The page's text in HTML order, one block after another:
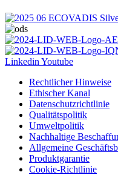
Linkedin Youtube
Rechtlicher Hinweise
Ethischer Kanal
Datenschutzrichtlinie
Qualitätspolitik
Umweltpolitik
Nachhaltige
Allgemeine
Produktgarantie
Cookie-Richtlinie